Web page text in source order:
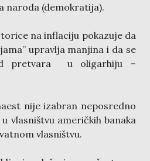
naroda (demokratija).
na inflaciju pokazuje da
upravlja manjina i da se
pretvara u oligarhiju –
nije izabran neposredno
vlasništvu američkih banaka
vlasništvu.